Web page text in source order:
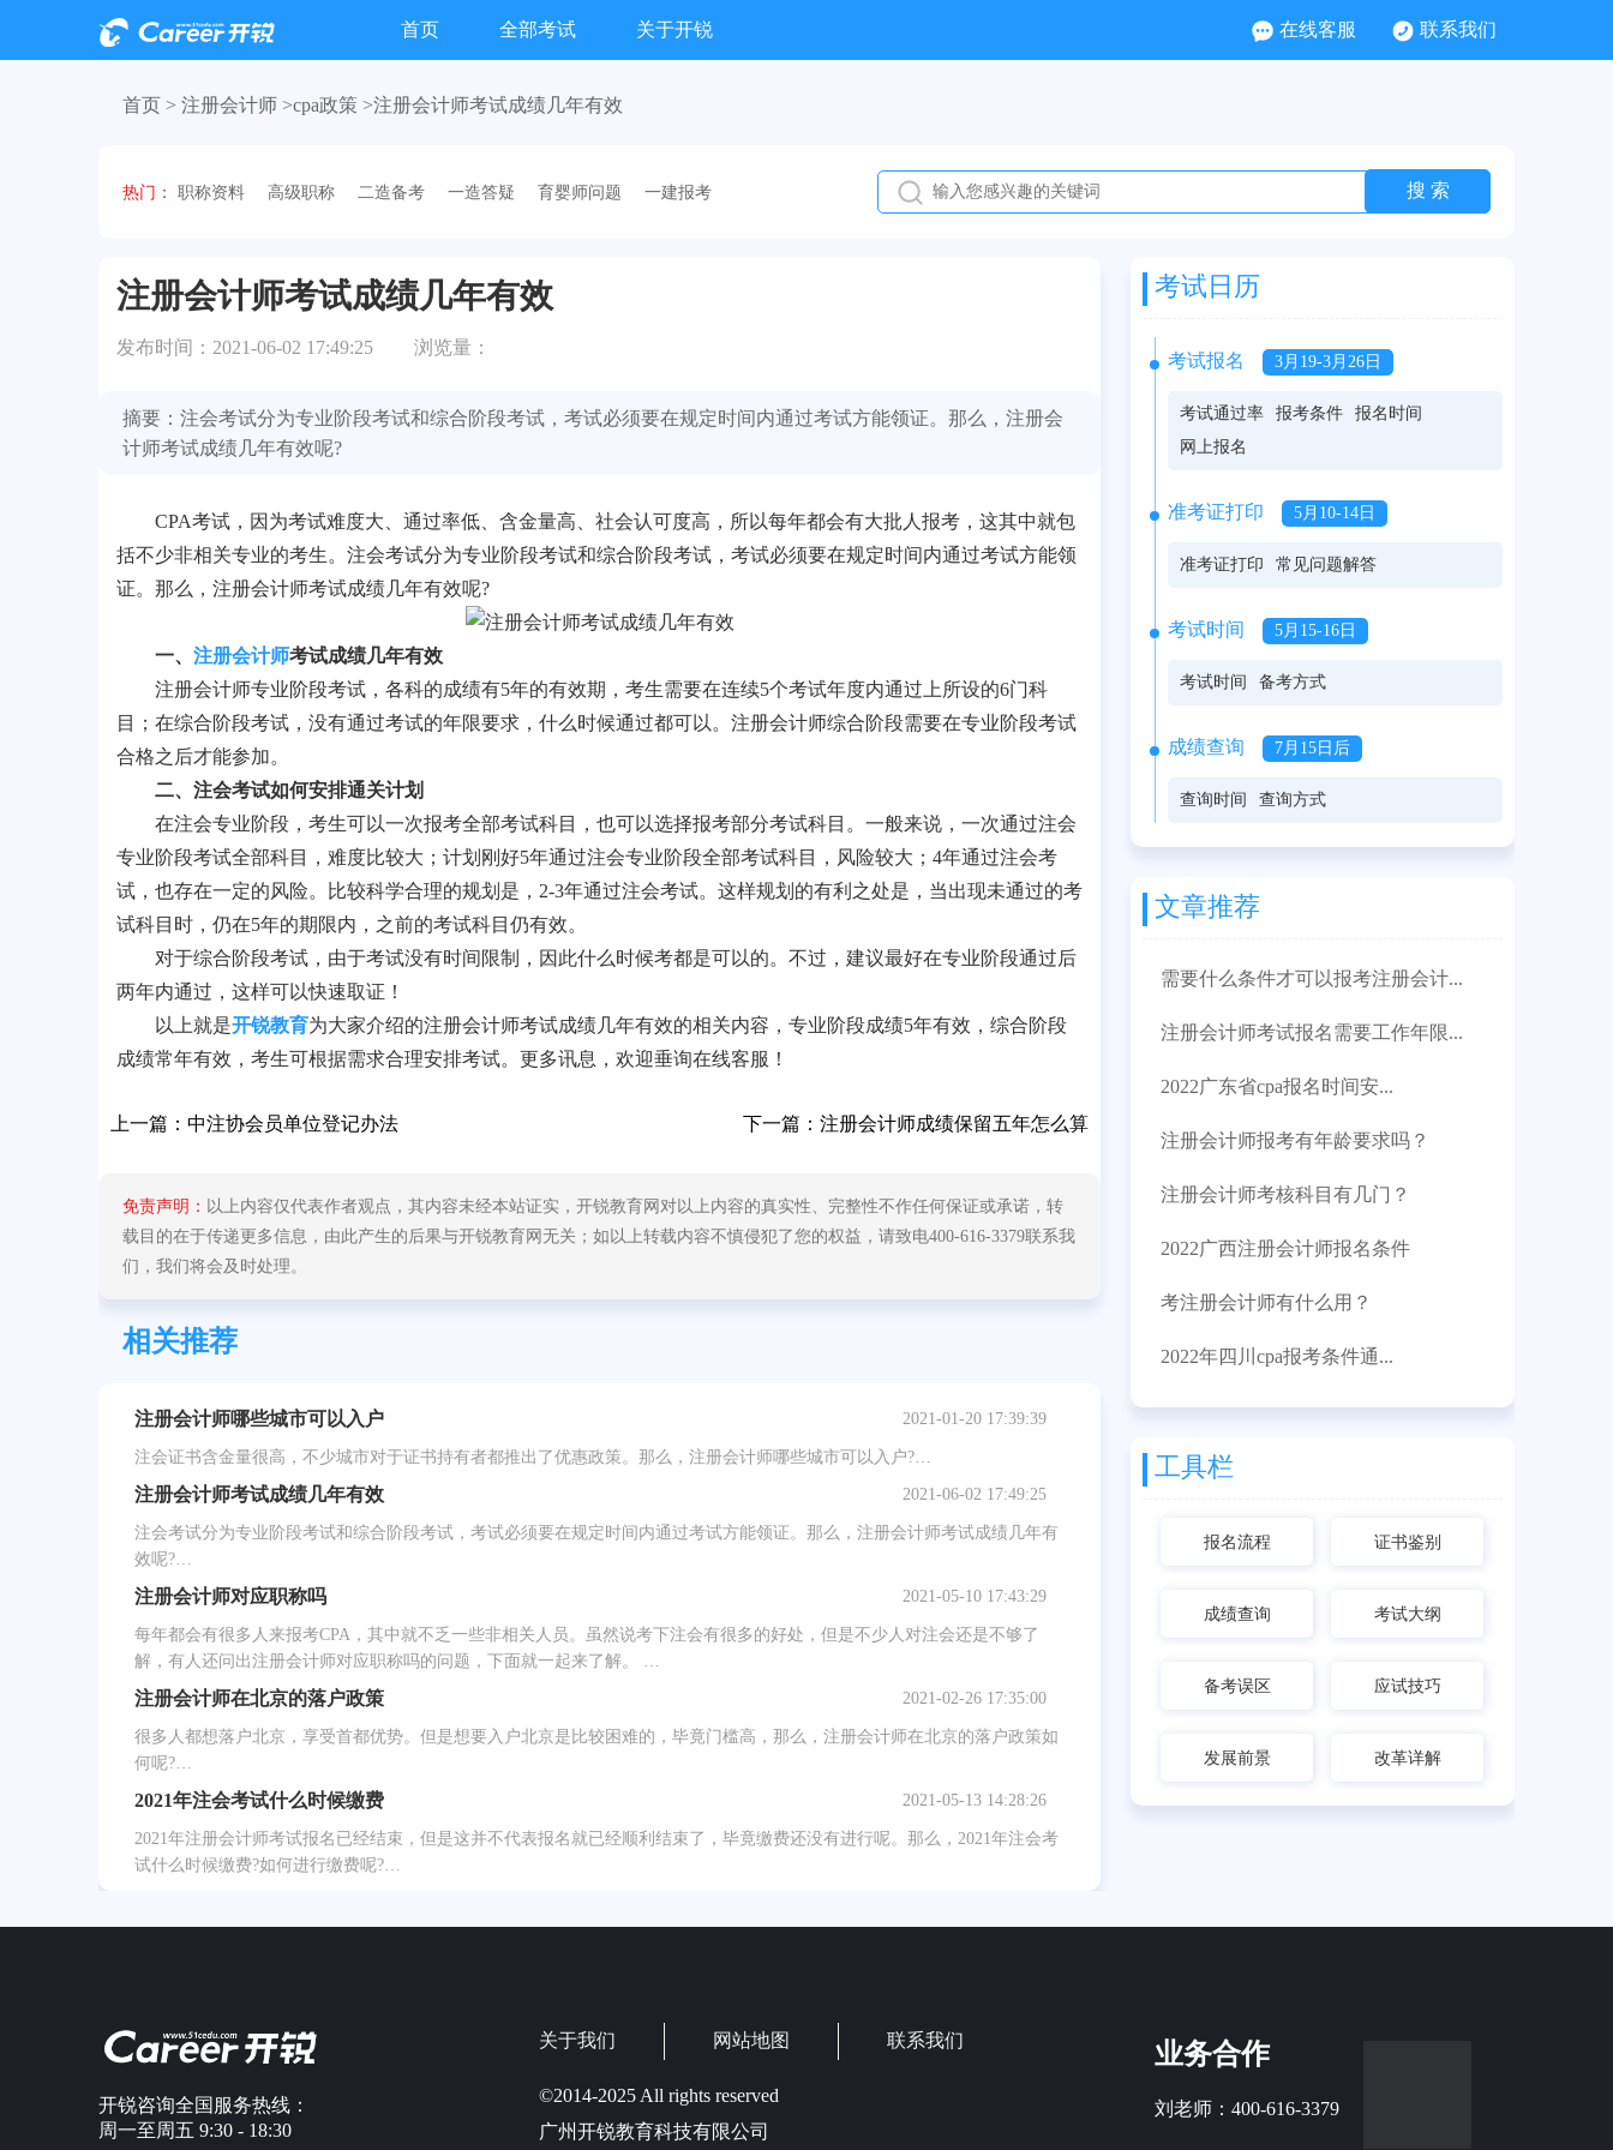
首页 全部考试 关于开锐 在线客服 联系我们
首页 > 注册会计师 >cpa政策 >注册会计师考试成绩几年有效
热门： 职称资料 高级职称 二造备考 一造答疑 育婴师问题 一建报考
注册会计师考试成绩几年有效
发布时间：2021-06-02 17:49:25 浏览量：
摘要：注会考试分为专业阶段考试和综合阶段考试，考试必须要在规定时间内通过考试方能领证。那么，注册会
计师考试成绩几年有效呢?
CPA考试，因为考试难度大、通过率低、含金量高、社会认可度高，所以每年都会有大批人报考，这其中就包
括不少非相关专业的考生。注会考试分为专业阶段考试和综合阶段考试，考试必须要在规定时间内通过考试方能领
证。那么，注册会计师考试成绩几年有效呢?
一、 注册会计师考试成绩几年有效
注册会计师专业阶段考试，各科的成绩有5年的有效期，考生需要在连续5个考试年度内通过上所设的6门科
目；在综合阶段考试，没有通过考试的年限要求，什么时候通过都可以。注册会计师综合阶段需要在专业阶段考试
合格之后才能参加。
二、注会考试如何安排通关计划
在注会专业阶段，考生可以一次报考全部考试科目，也可以选择报考部分考试科目。一般来说，一次通过注会
专业阶段考试全部科目，难度比较大；计划刚好5年通过注会专业阶段全部考试科目，风险较大；4年通过注会考
试，也存在一定的风险。比较科学合理的规划是，2-3年通过注会考试。这样规划的有利之处是，当出现未通过的考
试科目时，仍在5年的期限内，之前的考试科目仍有效。
对于综合阶段考试，由于考试没有时间限制，因此什么时候考都是可以的。不过，建议最好在专业阶段通过后
两年内通过，这样可以快速取证！
以上就是开锐教育为大家介绍的注册会计师考试成绩几年有效的相关内容，专业阶段成绩5年有效，综合阶段
成绩常年有效，考生可根据需求合理安排考试。更多讯息，欢迎垂询在线客服！
上一篇： 中注协会员单位登记办法 下一篇： 注册会计师成绩保留五年怎么算
免责声明： 以上内容仅代表作者观点，其内容未经本站证实，开锐教育网对以上内容的真实性、完整性不作任何保证或承诺，转
载目的在于传递更多信息，由此产生的后果与开锐教育网无关；如以上转载内容不慎侵犯了您的权益，请致电400-616-3379联系我
们，我们将会及时处理。
相关推荐
注册会计师哪些城市可以入户 2021-01-20 17:39:39
注会证书含金量很高，不少城市对于证书持有者都推出了优惠政策。那么，注册会计师哪些城市可以入户?…
注册会计师考试成绩几年有效 2021-06-02 17:49:25
注会考试分为专业阶段考试和综合阶段考试，考试必须要在规定时间内通过考试方能领证。那么，注册会计师考试成绩几年有
效呢?…
注册会计师对应职称吗 2021-05-10 17:43:29
每年都会有很多人来报考CPA，其中就不乏一些非相关人员。虽然说考下注会有很多的好处，但是不少人对注会还是不够了
解，有人还问出注册会计师对应职称吗的问题，下面就一起来了解。 …
注册会计师在北京的落户政策 2021-02-26 17:35:00
很多人都想落户北京，享受首都优势。但是想要入户北京是比较困难的，毕竟门槛高，那么，注册会计师在北京的落户政策如
何呢?…
2021年注会考试什么时候缴费 2021-05-13 14:28:26
2021年注册会计师考试报名已经结束，但是这并不代表报名就已经顺利结束了，毕竟缴费还没有进行呢。那么，2021年注会考
试什么时候缴费?如何进行缴费呢?…
考试日历
考试报名 3月19-3月26日
考试通过率 报考条件
报名时间
网上报名
准考证打印 5月10-14日
准考证打印 常见问题解答
考试时间 5月15-16日
考试时间 备考方式
成绩查询 7月15日后
查询时间 查询方式
文章推荐
需要什么条件才可以报考注册会计...
注册会计师考试报名需要工作年限...
2022广东省cpa报名时间安...
注册会计师报考有年龄要求吗？
注册会计师考核科目有几门？
2022广西注册会计师报名条件
考注册会计师有什么用？
2022年四川cpa报考条件通...
工具栏
报名流程 证书鉴别
成绩查询 考试大纲
备考误区 应试技巧
发展前景 改革详解
开锐咨询全国服务热线：
周一至周五 9:30 - 18:30
关于我们 网站地图 联系我们
©2014-2025 All rights reserved
广州开锐教育科技有限公司
业务合作
刘老师：400-616-3379